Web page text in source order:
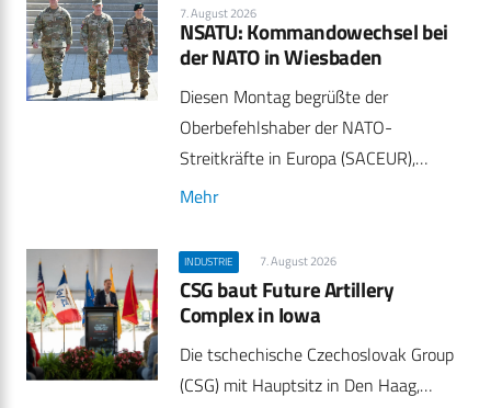
7. August 2026
NSATU: Kommandowechsel bei
der NATO in Wiesbaden
Diesen Montag begrüßte der
Oberbefehlshaber der NATO-
Streitkräfte in Europa (SACEUR),…
Mehr
INDUSTRIE 7. August 2026
CSG baut Future Artillery
Complex in Iowa
Die tschechische Czechoslovak Group
(CSG) mit Hauptsitz in Den Haag,…